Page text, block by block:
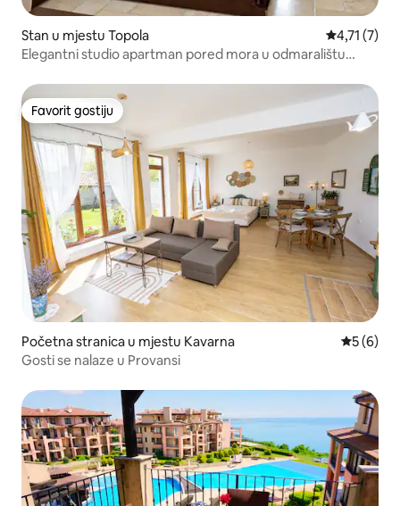
Stan u mjestu Topola prosječna
4,71 (7)
Elegantni studio apartman pored mora u odmaralištu
Favorit gostiju
Favorit gostiju
Početna stranica u mjestu Kavarna
5 (6)
Gosti se nalaze u Provansi